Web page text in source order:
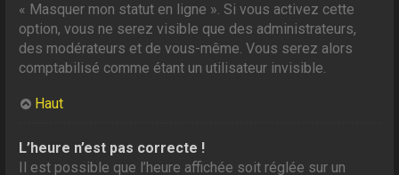
« Masquer mon statut en ligne ». Si vous activez cette
option, vous ne serez visible que des administrateurs,
des modérateurs et de vous-même. Vous serez alors
comptabilisé comme étant un utilisateur invisible.
Haut
L’heure n’est pas correcte !
Il est possible que l’heure affichée soit réglée sur un